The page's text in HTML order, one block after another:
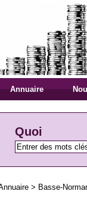
Annuaire
Quoi
> Basse-